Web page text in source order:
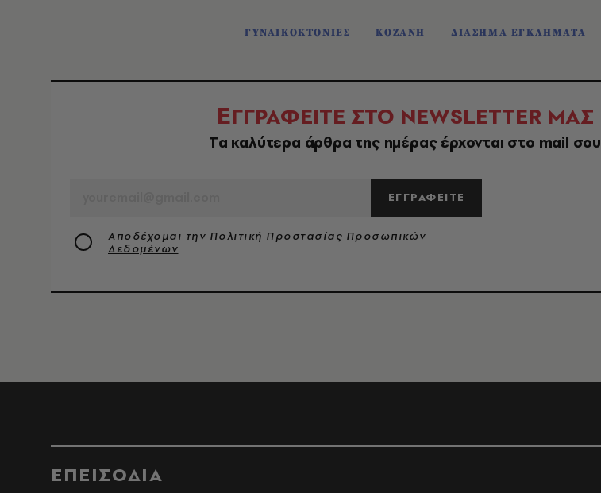
ΓΥΝΑΙΚΟΚΤΟΝΙΕΣ ΚΟΖΑΝΗ ΔΙΑΣΗΜΑ ΕΓΚΛΗΜΑΤΑ
ΕΓΓΡΑΦΕΙΤΕ ΣΤΟ NEWSLETTER ΜΑΣ
Tα καλύτερα άρθρα της ημέρας έρχονται στο mail σου
ΕΓΓΡΑΦΕΙΤΕ
Αποδέχομαι την Πολιτική Προστασίας Προσωπικών
Δεδομένων
ΕΠΕΙΣΟΔΙΑ